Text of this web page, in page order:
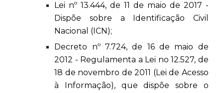
Lei nº 13.444, de 11 de maio de 2017 -
Dispõe sobre a Identificação Civil
Nacional (ICN);
Decreto nº 7.724, de 16 de maio de
2012 - Regulamenta a Lei no 12.527, de
18 de novembro de 2011 (Lei de Acesso
à Informação), que dispõe sobre o